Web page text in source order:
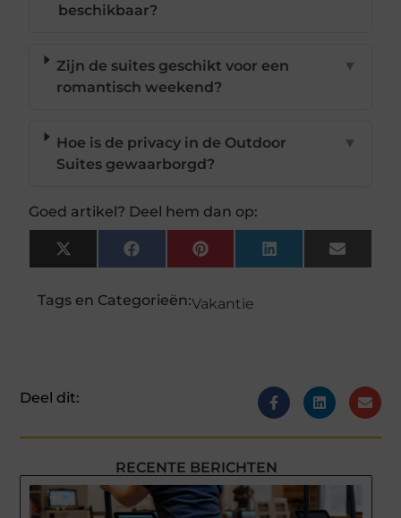
beschikbaar?
Zijn de suites geschikt voor een
romantisch weekend?
▼
Hoe is de privacy in de Outdoor
Suites gewaarborgd?
▼
Goed artikel? Deel hem dan op:
X
(Twitter)
FacebookPinterestLinkedInEmail
Tags en Categorieën:Vakantie
Deel dit:
RECENTE BERICHTEN